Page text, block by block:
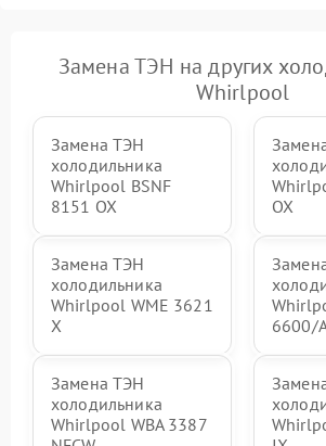
Замена ТЭН на других
Whirlpool
Замена ТЭН
холодильника
Whirlpool BSNF
8151 OX
OX
Замена ТЭН
холодильника
Whirlpool WME 3621
X
6600/
Замена ТЭН
холодильника
Whirlpool WBA 3387